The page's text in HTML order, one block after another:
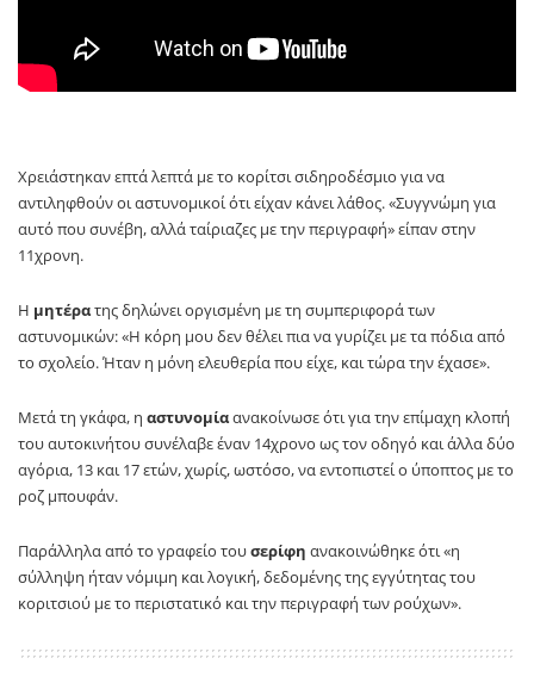
Χρειάστηκαν επτά λεπτά με το κορίτσι σιδηροδέσμιο για να
αντιληφθούν οι αστυνομικοί ότι είχαν κάνει λάθος. «Συγγνώμη για
αυτό που συνέβη, αλλά ταίριαζες με την περιγραφή» είπαν στην
11χρονη.
Η μητέρατης δηλώνει οργισμένη με τη συμπεριφορά των
αστυνομικών: «Η κόρη μου δεν θέλει πια να γυρίζει με τα πόδια από
το σχολείο. Ήταν η μόνη ελευθερία που είχε, και τώρα την έχασε».
Μετά τη γκάφα, η αστυνομίαανακοίνωσε ότι για την επίμαχη κλοπή
του αυτοκινήτου συνέλαβε έναν 14χρονο ως τον οδηγό και άλλα δύο
αγόρια, 13 και 17 ετών, χωρίς, ωστόσο, να εντοπιστεί ο ύποπτος με το
ροζ μπουφάν.
Παράλληλα από το γραφείο τουσερίφη ανακοινώθηκε ότι «η
σύλληψη ήταν νόμιμη και λογική, δεδομένης της εγγύτητας του
κοριτσιού με το περιστατικό και την περιγραφή των ρούχων».